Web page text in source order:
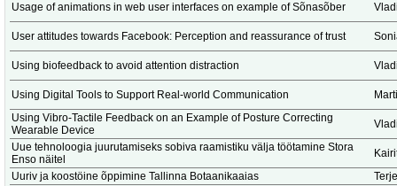
Usage of animations in web user interfaces on example of Sõnasõber
User attitudes towards Facebook: Perception and reassurance of trust
Using biofeedback to avoid attention distraction
Using Digital Tools to Support Real-world Communication
Using Vibro-Tactile Feedback on an Example of Posture Correcting
Wearable Device
Uue tehnoloogia juurutamiseks sobiva raamistiku välja töötamine Stora
Enso näitel
Uuriv ja koostöine õppimine Tallinna Botaanikaaias